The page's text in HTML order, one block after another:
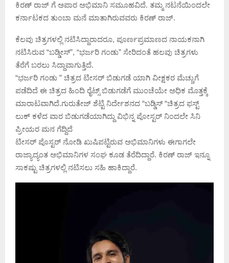
ಕಿರಣ್ ರಾಜ್ ಗೆ ಅಪಾರ ಅಭಿಮಾನಿ ಸಮೂಹವಿದೆ. ತಮ್ಮ ನಟನೆಯಿಂದಲೇ
ಕರ್ನಾಟಕದ ತುಂಬಾ ಮನೆ ಮಾತಾಗಿರುವವರು ಕಿರಣ್ ರಾಜ್.
ಕೆಲವು ಚಿತ್ರಗಳಲ್ಲಿ ನಟಿಸಿದ್ದಾರಾದರೂ, ಪೂರ್ಣಪ್ರಮಾಣದ ನಾಯಕನಾಗಿ
ನಟಿಸಿರುವ “ಬಡ್ಡೀಸ್”, “ಭರ್ಜರಿ ಗಂಡು” ಸೇರಿದಂತೆ ಹಲವು ಚಿತ್ರಗಳು
ತೆರೆಗೆ ಬರಲು ಸಿದ್ದಾವಾಗುತ್ತಿದೆ.
“ಭರ್ಜರಿ ಗಂಡು ” ಚಿತ್ರದ ಟೀಸರ್ ಬಿಡುಗಡೆ ಯಾಗಿ ವೀಕ್ಷಕರ ಮೆಚ್ಚುಗೆ
ಪಡೆದಿದೆ ಈ ಚಿತ್ರದ ಹಿಂದಿ ರೈಟ್ಸ್‌ ಬಿಡುಗಡೆಗೆ ಮುಂಚೆಯೇ ಅಧಿಕ ಮೊತ್ತಕ್ಕೆ
ಮಾರಾಟವಾಗಿದೆ.ಗುರುತೇಜ್ ಶೆಟ್ಟಿ ನಿರ್ದೇಶನದ “ಬಡ್ಡಿಸ್ “ಚಿತ್ರದ ಫಸ್ಟ್
ಲುಕ್ ಕಳೆದ ವಾರ ಬಿಡುಗಡೆಯಾಗಿದ್ದು ವಿಭಿನ್ನ ಪೋಸ್ಟರ್ ನಿಂದಲೇ ಸಿನಿ
ಪ್ರೀಯರ ಮನ ಗೆದ್ದಿದೆ
ಟೀಸರ್ ಪೊಸ್ಟರ್ ನೋಡಿ ಖುಷಿಪಟ್ಟಿರುವ ಅಭಿಮಾನಿಗಳು ಈಗಾಗಲೇ
ರಾಜ್ಯಾದ್ಯಂತ ಅಭಿಮಾನಿಗಳ ಸಂಘ ಕೂಡ ತೆರೆದಿದ್ದಾರೆ. ಕಿರಣ್ ರಾಜ್ ಇನ್ನೂ
ಸಾಕಷ್ಟು ಚಿತ್ರಗಳಲ್ಲಿ ನಟಿಸಲು ಸಹಿ ಹಾಕಿದ್ದಾರೆ.